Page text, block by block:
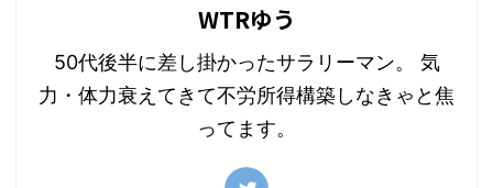
WTRゆう
50代後半に差し掛かったサラリーマン。 気
力・体力衰えてきて不労所得構築しなきゃと焦
ってます。